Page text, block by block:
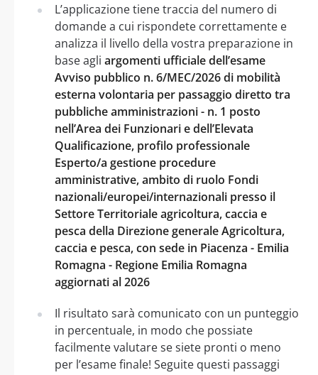
L’applicazione tiene traccia del numero di
domande a cui rispondete correttamente e
analizza il livello della vostra preparazione in
base agli argomenti ufficiale dell’esame
Avviso pubblico n. 6/MEC/2026 di mobilità
esterna volontaria per passaggio diretto tra
pubbliche amministrazioni - n. 1 posto
nell’Area dei Funzionari e dell’Elevata
Qualificazione, profilo professionale
Esperto/a gestione procedure
amministrative, ambito di ruolo Fondi
nazionali/europei/internazionali presso il
Settore Territoriale agricoltura, caccia e
pesca della Direzione generale Agricoltura,
caccia e pesca, con sede in Piacenza - Emilia
Romagna - Regione Emilia Romagna
aggiornati al 2026
Il risultato sarà comunicato con un punteggio
in percentuale, in modo che possiate
facilmente valutare se siete pronti o meno
per l’esame finale! Seguite questi passaggi